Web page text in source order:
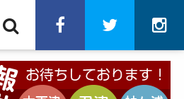
facebooktwitter